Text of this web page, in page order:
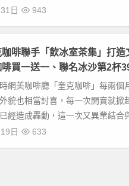
日
943
啡聯手「飲冰室茶集」打
買一送一、聯名冰沙第2杯
網美咖啡廳「奎克咖啡」每兩
貌也相當討喜，每一次開賣就掀
經造成轟動，這一次又異業結合
日
633